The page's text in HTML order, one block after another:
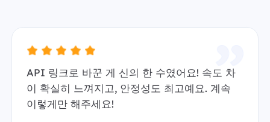
API 링크로 바꾼 게 신의 한 수였어요! 속도 차
이 확실히 느껴지고, 안정성도 최고예요. 계속
이렇게만 해주세요!